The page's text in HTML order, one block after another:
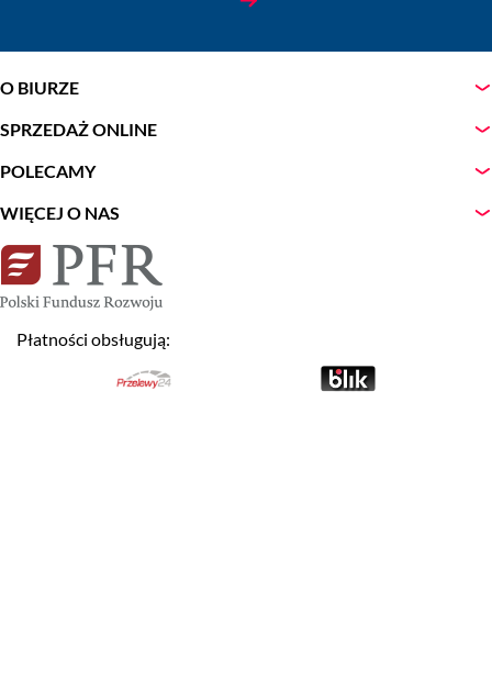
O BIURZE
SPRZEDAŻ ONLINE
POLECAMY
WIĘCEJ O NAS
Płatności obsługują: